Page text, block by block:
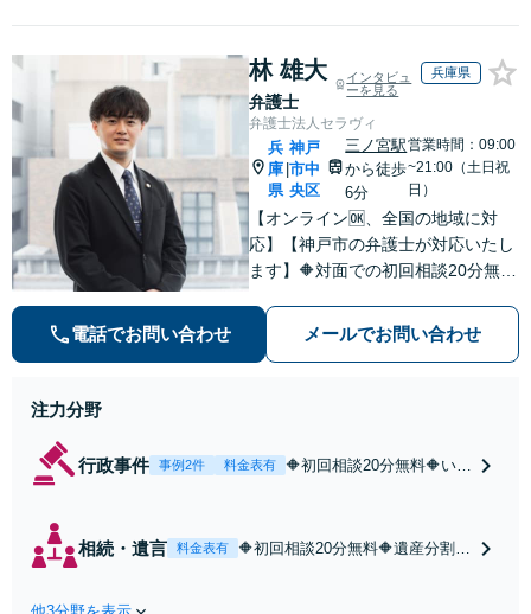
林 雄大
弁護士
インタビュ
ーを見る
兵庫県
弁護士法人セラヴィ
兵
庫
県
|
神戸
市中
央区
三ノ宮駅
から徒歩
6分
営業時間：09:00
~21:00（土日祝
日）
【オンライン🆗、全国の地域に対
応】【神戸市の弁護士が対応いたし
ます】🔶対面での初回相談20分無料
的な解決だけでなく、依頼者が再び
前を向けるような支援を心がけてい
電話でお問い合わせ メールでお問い合わせ
注力分野
行政事件 事例2件 料金表有
🔶初回相談20分無料🔶いじ
者の方のお気持ちに寄り添
相続・遺言 料金表有
🔶初回相談20分無料🔶遺産分割協